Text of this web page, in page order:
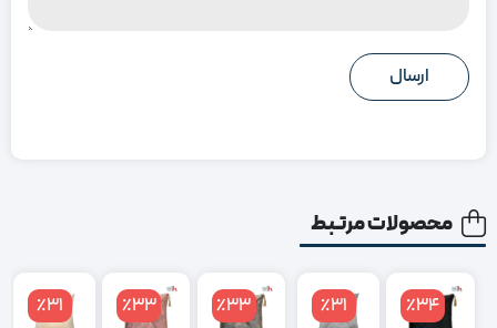
محصولات مرتبط
٪34 ٪31 ٪33 ٪33 ٪31